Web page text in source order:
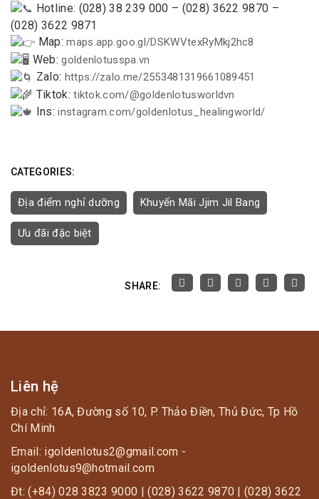
Hotline: (028) 38 239 000 – (028) 3622 9870 –
(028) 3622 9871
Map:maps.app.goo.gl/DSKWVtexRyMkj2hc8
Web:goldenlotusspa.vn
Zalo: https://zalo.me/2553481319661089451
Tiktok:tiktok.com/@goldenlotusworldvn
Ins:instagram.com/goldenlotus_healingworld/
CATEGORIES:
Địa điểm nghỉ dưỡng Khuyến Mãi Jjim Jil Bang
Ưu đãi đặc biệt
SHARE:
Liên hệ
Địa chỉ: 16A, Đường số 10, P. Thảo Điền, Thủ Đức, Tp Hồ
Chí Minh
Email: igoldenlotus2@gmail.com -
igoldenlotus9@hotmail.com
Đt: (+84) 028 3823 9000 | (028) 3622 9870 | (028) 3622